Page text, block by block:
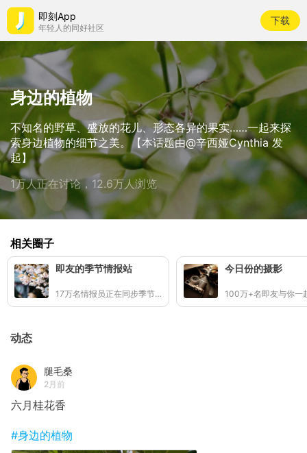
即刻App
年轻人的同好社区
下载
身边的植物
不知名的野草、盛放的花儿、形态各异的果实……一起来探
索身边植物的细节之美。【本话题由@辛西娅Cynthia 发
起】
1万人正在讨论，12.6万人浏览
相关圈子
即友的季节情报站
17万名情报员正在同步季节的讯号
今日份的摄影
动态
腿毛桑
2月前
六月桂花香
#身边的植物